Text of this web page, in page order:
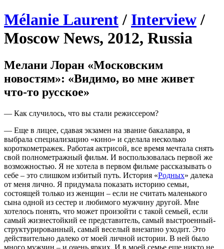
Mélanie Laurent/ Interview/
Moscow News, 2012, Russia
Мелани Лоран «Московским
новостям»: «Видимо, во мне живет
что-то русское»
— Как случилось, что вы стали режиссером?
— Еще в лицее, сдавая экзамен на звание бакалавра, я
выбрала специализацию «кино» и сделала несколько
короткометражек. Работая актрисой, все время мечтала снять
свой полнометражный фильм. И воспользовалась первой же
возможностью. Я не хотела в первом фильме рассказывать о
себе – это слишком избитый путь. История «Родных» далека
от меня лично. Я придумала показать историю семьи,
состоящей только из женщин – если не считать маленького
сына одной из сестер и любимого мужчину другой. Мне
хотелось понять, что может произойти с такой семьей, если
самый жизнестойкий ее представитель, самый выстроенный-
структурированный, самый веселый внезапно уходит. Это
действительно далеко от моей личной истории. В ней было
много мужчин – и очень ярких. И в моей семье еще никто не